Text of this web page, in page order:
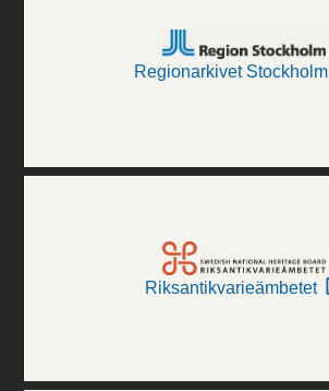
Regionarkivet Stockholm
Riksantikvarieämbetet